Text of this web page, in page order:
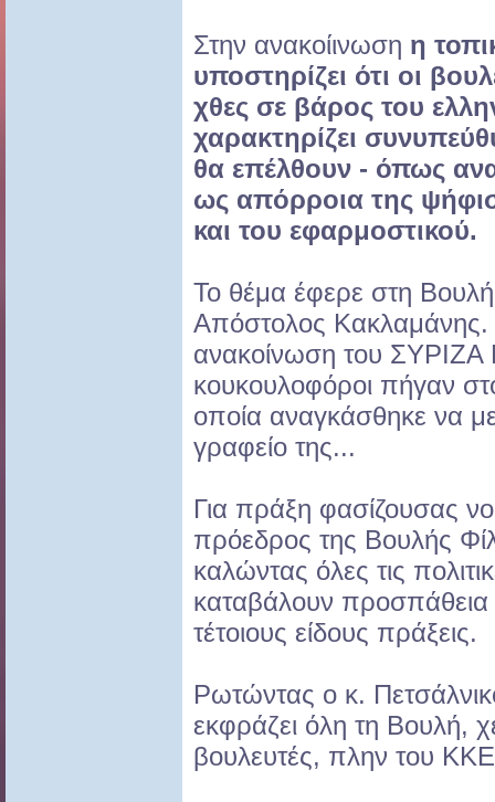
Στην ανακοίινωση η
υποστηρίζει ότι οι
χθες σε βάρος του
χαρακτηρίζει
θα επέλθουν - όπως
ως απόρροια της
και του εφαρμοστικού.
Το θέμα έφερε στη
Απόστολος Κακλαμάνης.
ανακοίνωση του ΣΥΡΙΖΑ
κουκουλοφόροι πήγαν
οποία αναγκάσθηκε να
γραφείο της...
Για πράξη φασίζουσας
πρόεδρος της Βουλής
καλώντας όλες τις
καταβάλουν προσπάθεια
τέτοιους είδους πράξεις.
Ρωτώντας ο κ.
εκφράζει όλη τη Βουλή,
βουλευτές, πλην του